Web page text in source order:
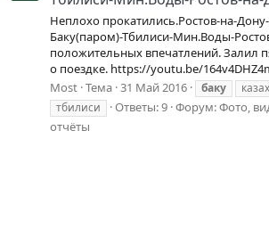
Неплохо прокатились.Ростов-на-
Баку(паром)-Тбилиси-Мин.Воды-
положительных впечатлений. Залил
о поездке. https://youtu.be/
Most Тема 31 Май 2016 баку
тбилиси
Ответы: 9 Форум:Фото,
отчёты